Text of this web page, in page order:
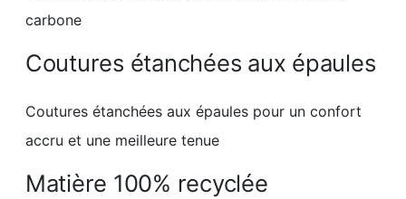
carbone
Coutures étanchées aux épaules
Coutures étanchées aux épaules pour un confort
accru et une meilleure tenue
Matière 100% recyclée